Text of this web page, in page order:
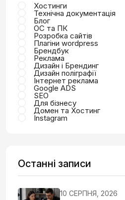
Хостинги
Технічна документація
Блог
ОС та ПК
Розробка сайтів
Плагіни wordpress
Брендбук
Реклама
Дизайн і Брендинг
Дизайн поліграфії
Інтернет реклама
Google ADS
SEO
Для бізнесу
Домен та Хостинг
Instagram
Останні записи
10 СЕРПНЯ, 2026